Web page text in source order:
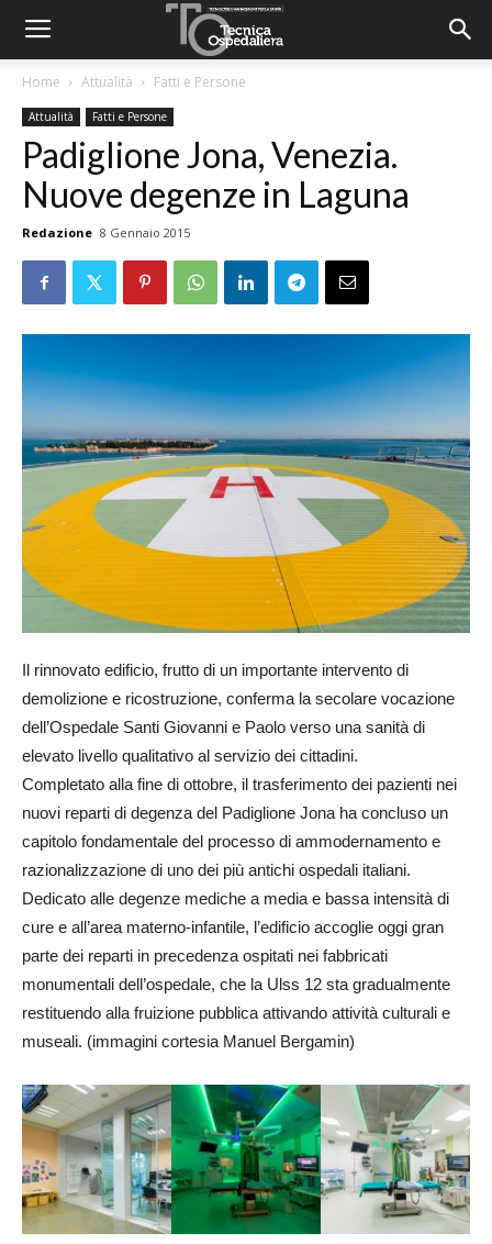
Home Attualità Fatti e Persone
Attualità Fatti e Persone
Padiglione Jona, Venezia.
Nuove degenze in Laguna
Redazione 8 Gennaio 2015
Il rinnovato edificio, frutto di un importante intervento di
demolizione e ricostruzione, conferma la secolare vocazione
dell’Ospedale Santi Giovanni e Paolo verso una sanità di
elevato livello qualitativo al servizio dei cittadini.
Completato alla fine di ottobre, il trasferimento dei pazienti nei
nuovi reparti di degenza del Padiglione Jona ha concluso un
capitolo fondamentale del processo di ammodernamento e
razionalizzazione di uno dei più antichi ospedali italiani.
Dedicato alle degenze mediche a media e bassa intensità di
cure e all’area materno-infantile, l’edificio accoglie oggi gran
parte dei reparti in precedenza ospitati nei fabbricati
monumentali dell’ospedale, che la Ulss 12 sta gradualmente
restituendo alla fruizione pubblica attivando attività culturali e
museali. (immagini cortesia Manuel Bergamin)